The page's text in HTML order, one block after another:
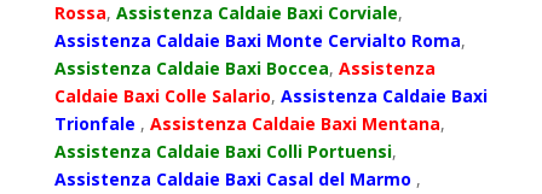
Rossa, Assistenza Caldaie Baxi Corviale,
Assistenza Caldaie Baxi Monte Cervialto Roma,
Assistenza Caldaie Baxi Boccea, Assistenza
Caldaie Baxi Colle Salario, Assistenza Caldaie Baxi
Trionfale , Assistenza Caldaie Baxi Mentana,
Assistenza Caldaie Baxi Colli Portuensi,
Assistenza Caldaie Baxi Casal del Marmo ,